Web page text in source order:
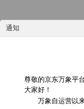
通知
尊敬的京东万象平
大家好！
万象自运营以
国内天气